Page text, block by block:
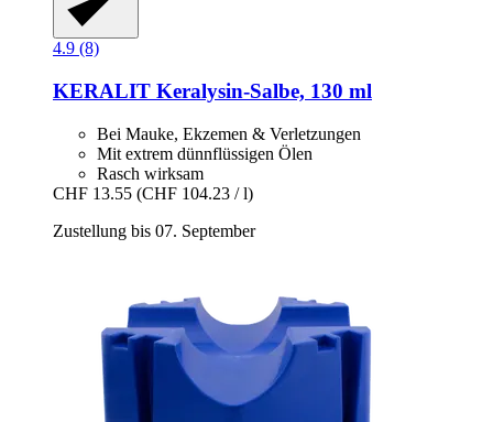
4.9 (8)
KERALIT Keralysin-​Salbe, 130 ml
Bei Mauke, Ekzemen & Verletzungen
Mit extrem dünnflüssigen Ölen
Rasch wirksam
CHF 13.55 (CHF 104.23 / l)
Zustellung bis 07. September